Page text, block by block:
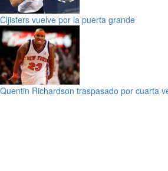
Cljisters vuelve por la puerta grande
Quentin Richardson traspasado por cuarta